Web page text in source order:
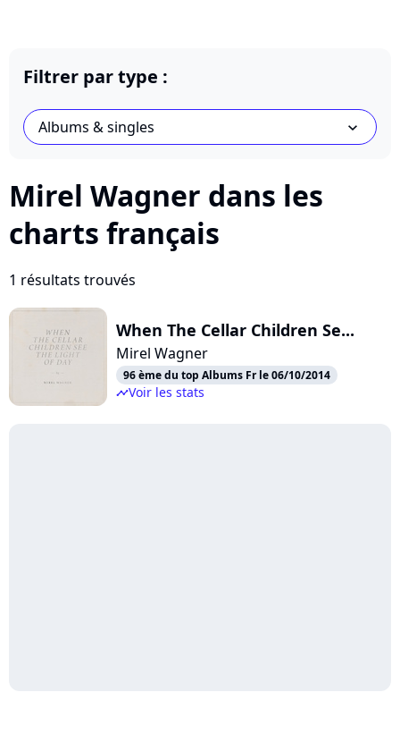
Filtrer par type :
Albums & singles chevron_bot
Mirel Wagner dans les
charts français
1 résultats trouvés
When The Cellar Children Se...
Mirel Wagner
96 ème du top Albums Fr le 06/10/2014
timelineVoir les stats